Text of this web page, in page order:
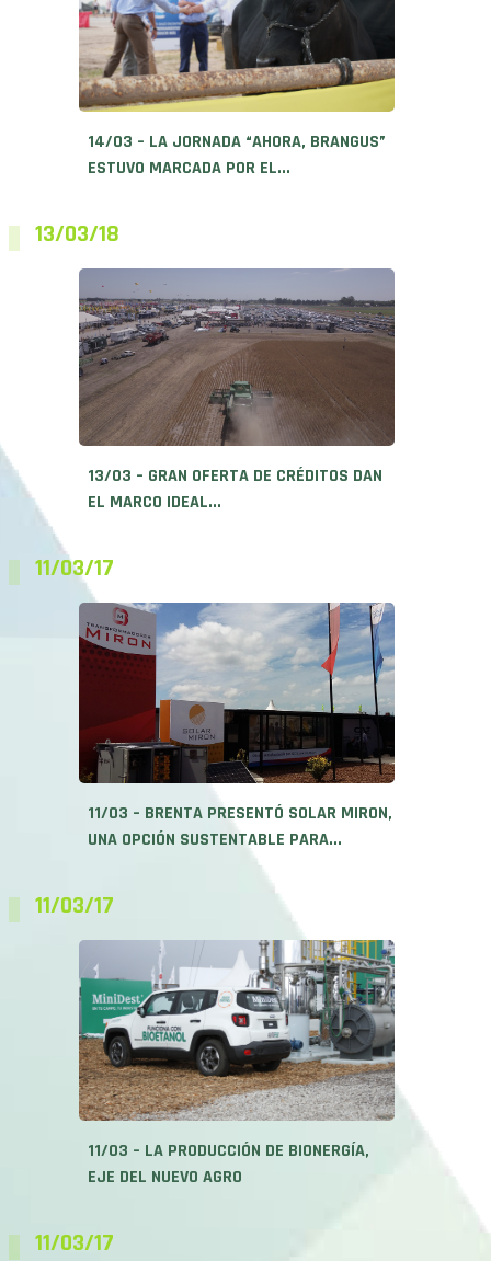
14/03 – LA JORNADA “AHORA, BRANGUS”
ESTUVO MARCADA POR EL...
13/03/18
13/03 – GRAN OFERTA DE CRÉDITOS DAN
EL MARCO IDEAL...
11/03/17
11/03 – BRENTA PRESENTÓ SOLAR MIRON,
UNA OPCIÓN SUSTENTABLE PARA...
11/03/17
11/03 – LA PRODUCCIÓN DE BIONERGÍA,
EJE DEL NUEVO AGRO
11/03/17